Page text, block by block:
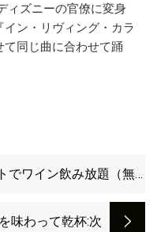
ィズニーの官僚に変身
ン・リヴィング・カラ
同じ曲に合わせて踊
でワイン飲み放題（無
味わって乾杯:次